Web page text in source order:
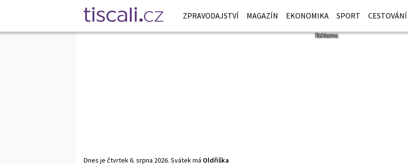
ZPRAVODAJSTVÍ MAGAZÍN EKONOMIKA SPORT CESTOVÁNÍ
Dnes je čtvrtek6. srpna 2026. Svátek má Oldřiška